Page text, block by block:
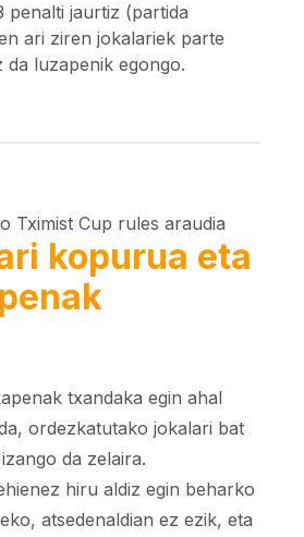
penalti jaurtiz (partida
ari ziren jokalariek parte
da luzapenik egongo.
kopurua eta
txandaka egin ahal
ordezkatutako jokalari bat
da zelaira.
hiru aldiz egin beharko
atsedenaldian ez ezik, eta